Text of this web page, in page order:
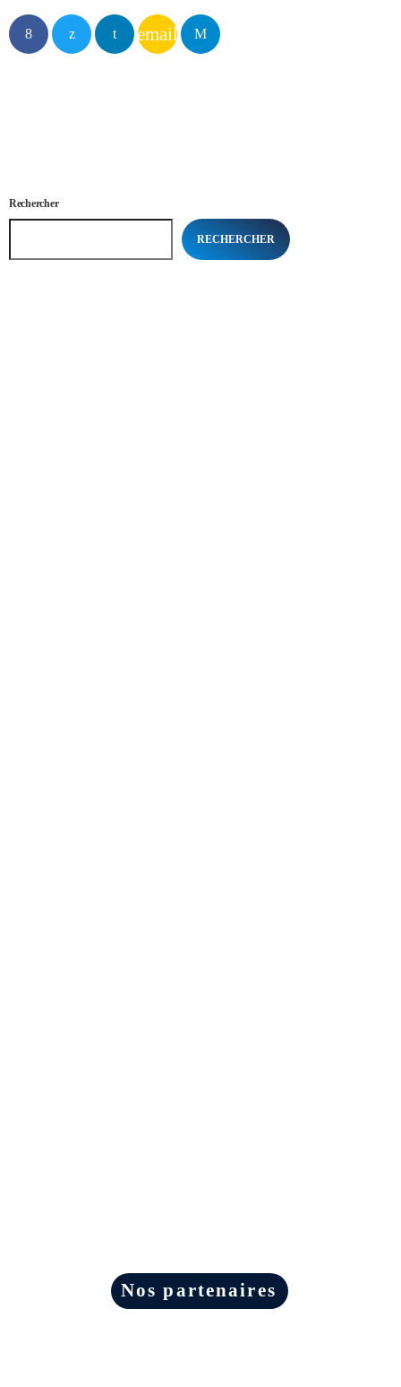
email
Rechercher
RECHERCHER
Nos partenaires